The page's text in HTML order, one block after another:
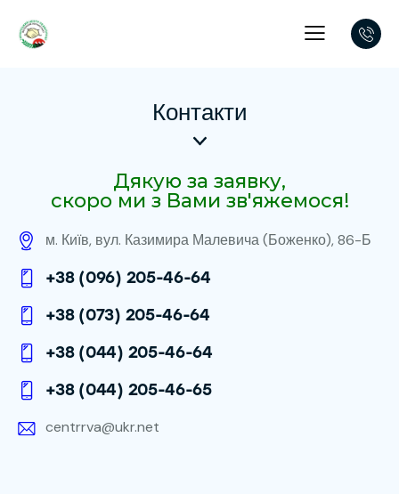
Контакти
Дякую за заявку,
скоро ми з Вами зв'яжемося!
м. Київ, вул. Казимира Малевича (Боженко), 86-Б
+38 (096) 205-46-64
+38 (073) 205-46-64
+38 (044) 205-46-64
+38 (044) 205-46-65
centrrva@ukr.net